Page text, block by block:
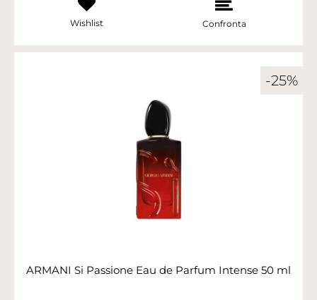
Wishlist Confronta
-25%
ARMANI Si Passione Eau de Parfum Intense 50 ml